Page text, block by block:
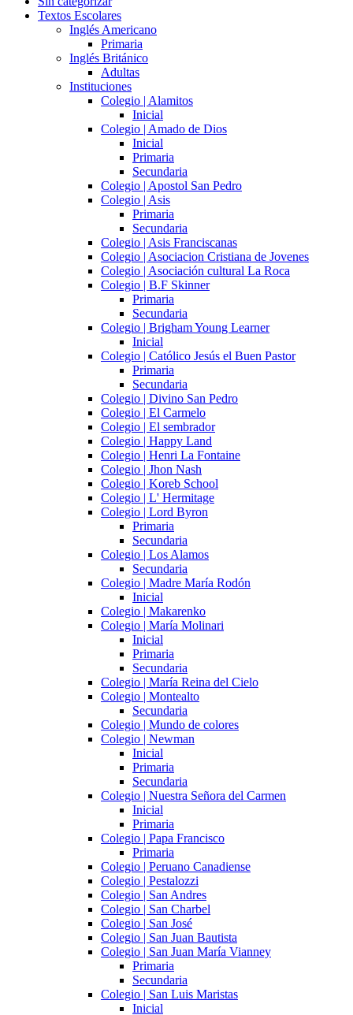
Textos Escolares
Inglés Americano
Primaria
Inglés Británico
Adultas
Instituciones
Colegio | Alamitos
Inicial
Colegio | Amado de Dios
Inicial
Primaria
Secundaria
Colegio | Apostol San Pedro
Colegio | Asis
Primaria
Secundaria
Colegio | Asis Franciscanas
Colegio | Asociacion Cristiana de Jovenes
Colegio | Asociación cultural La Roca
Colegio | B.F Skinner
Primaria
Secundaria
Colegio | Brigham Young Learner
Inicial
Colegio | Católico Jesús el Buen Pastor
Primaria
Secundaria
Colegio | Divino San Pedro
Colegio | El Carmelo
Colegio | El sembrador
Colegio | Happy Land
Colegio | Henri La Fontaine
Colegio | Jhon Nash
Colegio | Koreb School
Colegio | L' Hermitage
Colegio | Lord Byron
Primaria
Secundaria
Colegio | Los Alamos
Secundaria
Colegio | Madre María Rodón
Inicial
Colegio | Makarenko
Colegio | María Molinari
Inicial
Primaria
Secundaria
Colegio | María Reina del Cielo
Colegio | Montealto
Secundaria
Colegio | Mundo de colores
Colegio | Newman
Inicial
Primaria
Secundaria
Colegio | Nuestra Señora del Carmen
Inicial
Primaria
Colegio | Papa Francisco
Primaria
Colegio | Peruano Canadiense
Colegio | Pestalozzi
Colegio | San Andres
Colegio | San Charbel
Colegio | San José
Colegio | San Juan Bautista
Colegio | San Juan María Vianney
Primaria
Secundaria
Colegio | San Luis Maristas
Inicial